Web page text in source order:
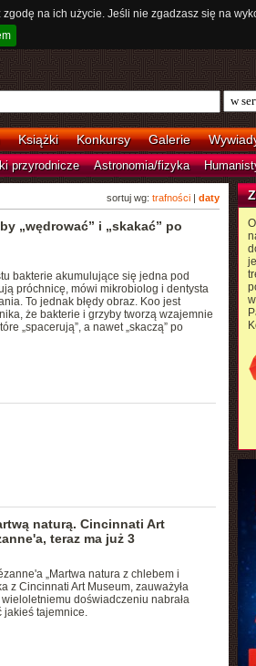
na ich użycie. Jeśli nie zgadzasz się na
Książki Konkursy Galerie
przyrodnicze Astronomia/fizyka
sortuj wg: trafności| daty
„wędrować” i „skakać” po
bakterie akumulujące się jedna pod
próchnicę, mówi mikrobiolog i dentysta
To jednak błędy obraz. Koo jest
że bakterie i grzyby tworzą wzajemnie
„spacerują”, a nawet „skaczą” po
naturą. Cincinnati Art
teraz ma już 3
„Martwa natura z chlebem i
z Cincinnati Art Museum, zauważyła
doświadczeniu nabrała
jakieś tajemnice.